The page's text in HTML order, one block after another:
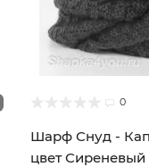
0
Шарф Снуд -
цвет